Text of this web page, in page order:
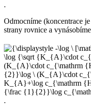
.
Odmocníme (koncentrace
strany rovnice a vynásobíme
.